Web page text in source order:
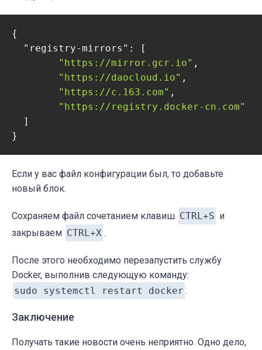
{
"registry-mirrors" : [
"https://mirror.gcr.io" ,
"https://daocloud.io" ,
"https://c.163.com" ,
"https://registry.docker-cn.com"
  ]
}
Если у вас файл конфигурации был, то добавьте
новый блок.
Сохраняем файл сочетанием клавиш CTRL+S и
закрываем CTRL+X .
После этого необходимо перезапустить службу
Docker, выполнив следующую команду:
sudo systemctl restart docker .
Заключение
Получать такие новости очень неприятно. Одно дело,